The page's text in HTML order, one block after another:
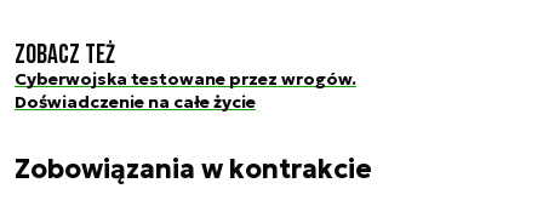
Zobacz też
Cyberwojska testowane przez wrogów.
Doświadczenie na całe życie
Zobowiązania w kontrakcie